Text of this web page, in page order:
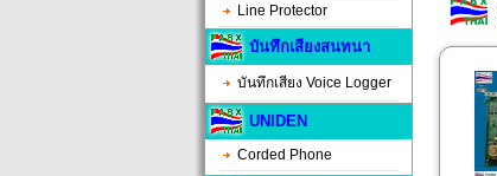
Line Protector
บันทึกเสียงสนทนา
บันทึกเสียง Voice Logger
UNIDEN
Corded Phone